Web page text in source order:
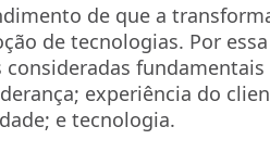
de que a
de tecnologias. Por essa
fundamentais
experiência do
e tecnologia.